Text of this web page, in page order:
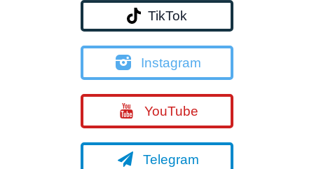
TikTok
Instagram
YouTube
Telegram